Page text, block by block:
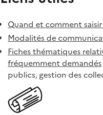
Quand et comment
Modalités de
Fiches thématiques
fréquemment demandés
publics, gestion des